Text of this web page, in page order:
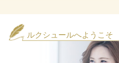
ルクシュールへようこそ